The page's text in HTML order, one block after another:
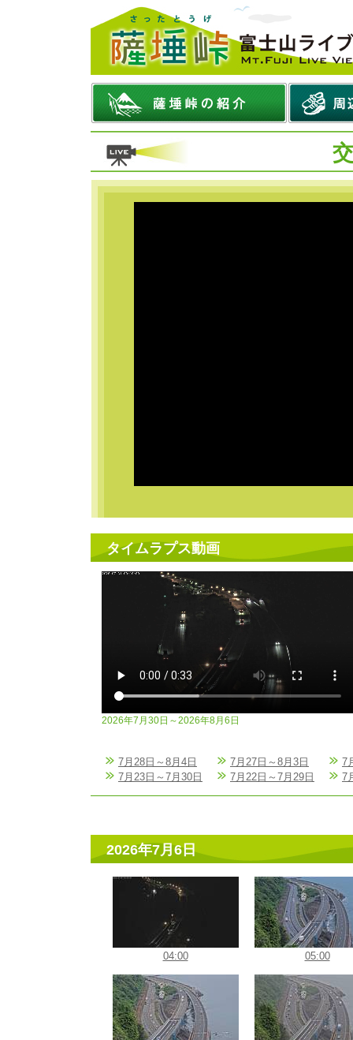
タイムラプス動画
2026年7月30日～2026年8月6日
7月28日～8月4日 7月27日～8月3日
7
7月23日～7月30日
7月22日～7月29日 7
2026年7月6日
04:00 05:00